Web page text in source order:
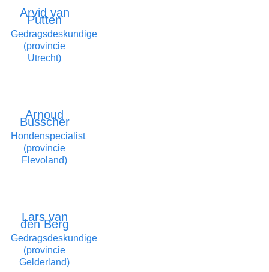
Arvid van
Putten
Gedragsdeskundige
(provincie
Utrecht)
Arnoud
Busscher
Hondenspecialist
(provincie
Flevoland)
Lars van
den Berg
Gedragsdeskundige
(provincie
Gelderland)